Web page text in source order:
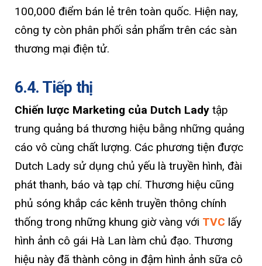
100,000 điểm bán lẻ trên toàn quốc. Hiện nay,
công ty còn phân phối sản phẩm trên các sàn
thương mại điện tử.
6.4. Tiếp thị
Chiến lược Marketing của Dutch Lady tập
trung quảng bá thương hiệu bằng những quảng
cáo vô cùng chất lượng. Các phương tiện được
Dutch Lady sử dụng chủ yếu là truyền hình, đài
phát thanh, báo và tạp chí. Thương hiệu cũng
phủ sóng khắp các kênh truyền thông chính
thống trong những khung giờ vàng với TVC lấy
hình ảnh cô gái Hà Lan làm chủ đạo. Thương
hiệu này đã thành công in đậm hình ảnh sữa cô